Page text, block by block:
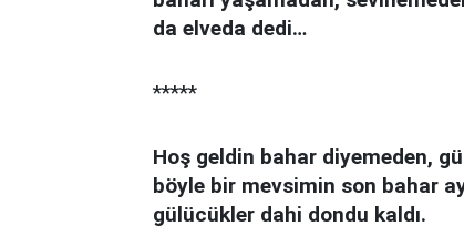
da elveda dedi…
*****
Hoş geldin bahar diyemeden,
böyle bir mevsimin son bahar
gülücükler dahi dondu kaldı.